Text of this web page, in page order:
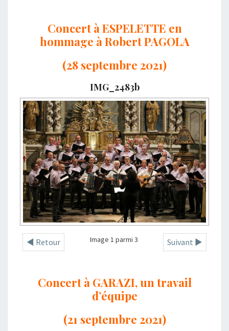
Concert à ESPELETTE en
hommage à Robert PAGOLA
(28 septembre 2021)
IMG_2483b
◄ Retour Suivant ►
Image 1 parmi 3
Concert à GARAZI, un travail
d’équipe
(21 septembre 2021)